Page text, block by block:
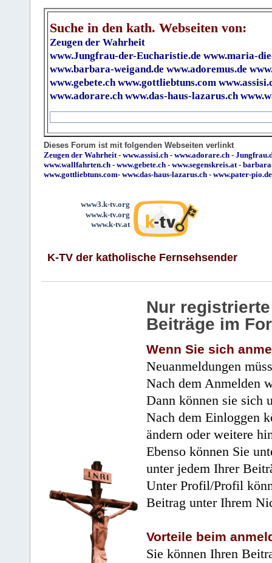
Suche in den kath. Webseiten von:
Zeugen der Wahrheit
www.Jungfrau-der-Eucharistie.de www.maria-
www.barbara-weigand.de www.adoremus.de
www.gebete.ch www.gottliebtuns.com
www.adorare.ch www.das-haus-lazarus.ch
Dieses Forum ist mit folgenden Webseiten verlinkt
Zeugen der Wahrheit - www.assisi.ch - www.adorare.ch -
www.wallfahrten.ch - www.gebete.ch - www.segenskreis.at -
www.gottliebtuns.com- www.das-haus-lazarus.ch - www.pater-pio.de
www3.k-tv.org
www.k-tv.org
www.k-tv.at
K-TV der katholische Fernsehsender
Nur
Beiträge im
Wenn Sie sich
Neuanmeldungen
Nach dem Anmelden
Dann können sie sich
Nach dem Einloggen
ändern oder weitere
Ebenso können Sie
unter jedem Ihrer
Unter Profil/Profil
Beitrag unter Ihrem
Vorteile beim
Sie können Ihren